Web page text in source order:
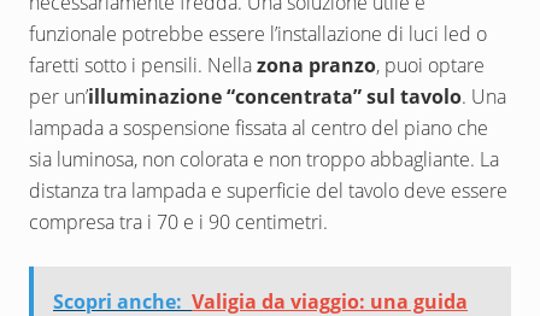
funzionale potrebbe essere l’installazione di luci led o
faretti sotto i pensili. Nellazona pranzo, puoi optare
per un’illuminazione “concentrata” sul tavolo. Una
lampada a sospensione fissata al centro del piano che
sia luminosa, non colorata e non troppo abbagliante. La
distanza tra lampada e superficie del tavolo deve essere
compresa tra i 70 e i 90 centimetri.
Scopri anche: Valigia da viaggio: una guida